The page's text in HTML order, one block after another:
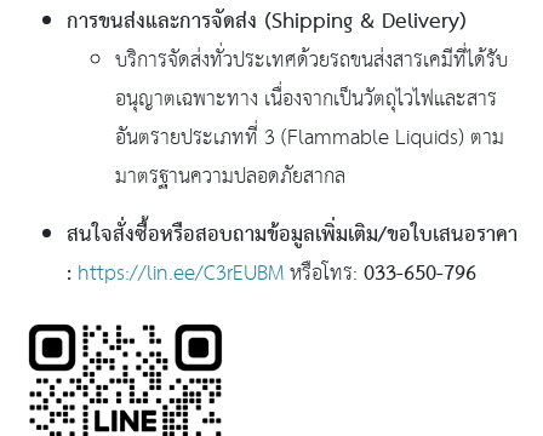
การขนส่งและการจัดส่ง (Shipping & Delivery)
บริการจัดส่งทั่วประเทศด้วยรถขนส่งสารเคมีที่ได้รับ
อนุญาตเฉพาะทาง เนื่องจากเป็นวัตถุไวไฟและสาร
อันตรายประเภทที่ 3 (Flammable Liquids) ตาม
มาตรฐานความปลอดภัยสากล
สนใจสั่งซื้อหรือสอบถามข้อมูลเพิ่มเติม/ขอใบเสนอราคา
:https://lin.ee/C3rEUBMหรือโทร:033-650-796